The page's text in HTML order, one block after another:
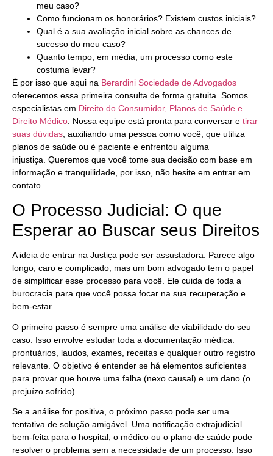
meu caso?
Como funcionam os honorários? Existem custos iniciais?
Qual é a sua avaliação inicial sobre as chances de
sucesso do meu caso?
Quanto tempo, em média, um processo como este
costuma levar?
É por isso que aqui na Berardini Sociedade de Advogados
oferecemos essa primeira consulta de forma gratuita. Somos
especialistas em Direito do Consumidor, Planos de Saúde e
Direito Médico. Nossa equipe está pronta para conversar e tirar
suas dúvidas, auxiliando uma pessoa como você, que utiliza
planos de saúde ou é paciente e enfrentou alguma
injustiça. Queremos que você tome sua decisão com base em
informação e tranquilidade, por isso, não hesite em entrar em
contato.
O Processo Judicial: O que
Esperar ao Buscar seus Direitos
A ideia de entrar na Justiça pode ser assustadora. Parece algo
longo, caro e complicado, mas um bom advogado tem o papel
de simplificar esse processo para você. Ele cuida de toda a
burocracia para que você possa focar na sua recuperação e
bem-estar.
O primeiro passo é sempre uma análise de viabilidade do seu
caso. Isso envolve estudar toda a documentação médica:
prontuários, laudos, exames, receitas e qualquer outro registro
relevante. O objetivo é entender se há elementos suficientes
para provar que houve uma falha (nexo causal) e um dano (o
prejuízo sofrido).
Se a análise for positiva, o próximo passo pode ser uma
tentativa de solução amigável. Uma notificação extrajudicial
bem-feita para o hospital, o médico ou o plano de saúde pode
resolver o problema sem a necessidade de um processo. Isso